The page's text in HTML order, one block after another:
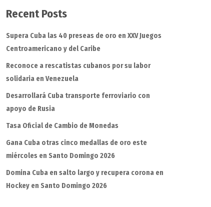
Recent Posts
Supera Cuba las 40 preseas de oro en XXV Juegos
Centroamericano y del Caribe
Reconoce a rescatistas cubanos por su labor
solidaria en Venezuela
Desarrollará Cuba transporte ferroviario con
apoyo de Rusia
Tasa Oficial de Cambio de Monedas
Gana Cuba otras cinco medallas de oro este
miércoles en Santo Domingo 2026
Domina Cuba en salto largo y recupera corona en
Hockey en Santo Domingo 2026